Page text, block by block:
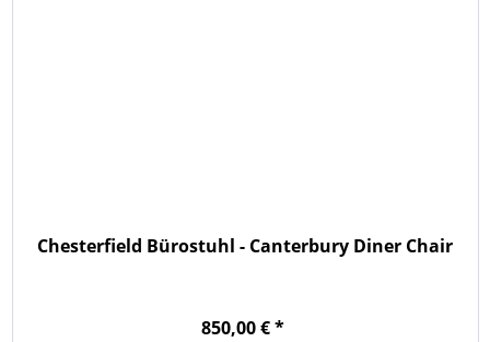
Chesterfield Bürostuhl - Canterbury Diner Chair
850,00 € *